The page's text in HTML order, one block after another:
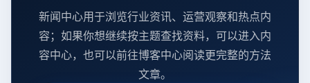
新闻中心用于浏览行业资讯、运营观察和热点内
容；如果你想继续按主题查找资料，可以进入内
容中心，也可以前往博客中心阅读更完整的方法
文章。